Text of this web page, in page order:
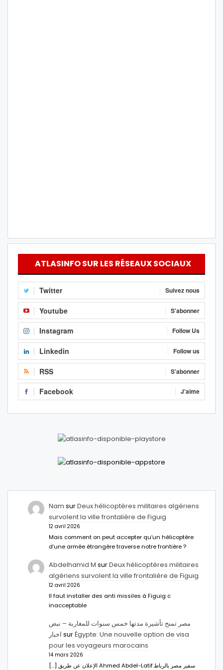
ATLASINFO SUR LES RÉSEAUX SOCIAUX
Twitter Suivez nous
Youtube S'abonner
Instagram Follow Us
Linkedin Follow us
RSS S'abonner
Facebook J'aime
Nam surDeux hélicoptères militaires algériens
survolent la ville frontalière de Figuig
12 avril 2026
Mais comment on peut accepter qu’un hélicoptère
d’une armée étrangère traverse notre frontière ?
Abdelhamid M surDeux hélicoptères militaires
algériens survolent la ville frontalière de Figuig
12 avril 2026
Il faut installer des anti missiles à Figuig c
inacceptable
مصر تمنح تأشيرة مدتها خمس سنوات للمغاربة – نبض
اخبار surÉgypte: Une nouvelle option de visa
pour les voyageurs marocains
14 mars 2026
[…] الإعلان عن طريق Ahmed Abdel-Latifسفير مصر بالرباط.